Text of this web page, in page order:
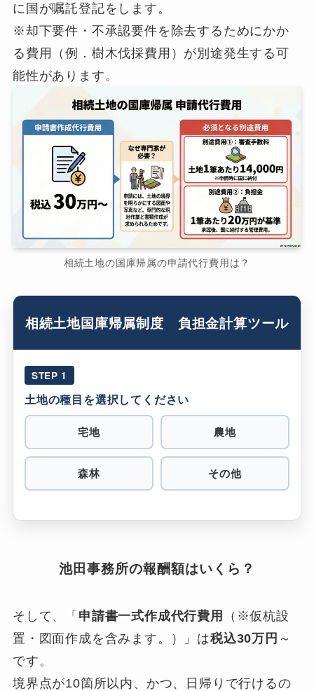
に国が嘱託登記をします。
※却下要件・不承認要件を除去するためにかか
る費用（例．樹木伐採費用）が別途発生する可
能性があります。
相続土地の国庫帰属の申請代行費用は？
相続土地国庫帰属制度 負担金計算ツール
STEP 1
土地の種目を選択してください
宅地 農地
森林 その他
池田事務所の報酬額はいくら？
そして、「 申請書一式作成代行費用
（※仮杭設
置・図面作成を含みます。）」は税込30万円 ～
です。
境界点が10箇所以内、かつ、日帰りで行けるの